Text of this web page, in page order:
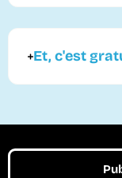
Et, c'est